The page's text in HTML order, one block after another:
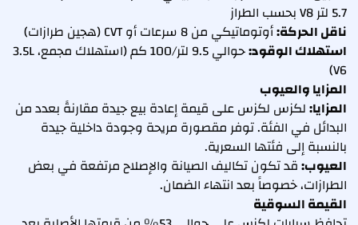
5.7 لتر V8 بحسب الطراز
ناقل الحركة:أوتوماتيكي من 8 سرعات أو CVT (هجين طرازات)
استهلاك الوقود:
حوالي 9.5 لتر/100 كم (استهلاك مجمع، 3.5L
V6)
المزايا والعيوب
المزايا:لكزس لكزس على قيمة إعادة بيع جيدة مقارنةً بعدد من
البدائل في الفئة. توفر مقصورة مريحة وجودة داخلية جيدة
بالنسبة إلى فئتها السعرية.
العيوب:قد تكون تكاليف الصيانة والإصلاح مرتفعة في بعض
الطرازات، خصوصاً بعد انتهاء الضمان.
القيمة السوقية